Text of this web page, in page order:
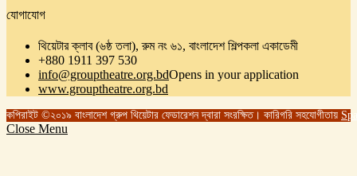
যোগাযোগ
থিয়েটার ক্লাব (৬ষ্ঠ তলা), রুম নং ৬১, বাংলাদেশ শিল্পকলা একাডেমী
+880 1911 397 530
info@grouptheatre.org.bdOpens in your application
www.grouptheatre.org.bd
কপিরাইট ©২০১৯ বাংলাদেশ গ্রুপ থিয়েটার ফেডারেশন দ্বারা সংরক্ষিত। কারিগরি সহযোগীতায়
Close Menu